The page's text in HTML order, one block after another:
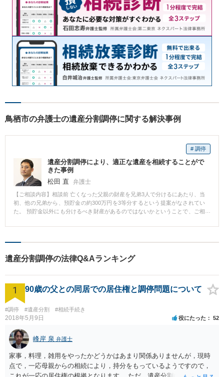
鳥栖市の弁護士の遺産分割調停に関する解決事例
# 調停
遺産分割調停により、適正な遺産を相続することがで
きた事例
松田 直
弁護士
【ご相談内容】相談前 亡くなった父親の財産を兄弟3人で分けるにあたり、当
初、他の兄弟から、預貯金の約300万円を3等分するという提案がなされてい
た。 預貯金以外にも分けるべき財産があるのではないかということで、ご相
産分割調停を行い、最終的に約2500万円相当の財産を引き継ぐことができ
コメント 遺産分割は、誰しも経験する可能性のあるものです。 穏便に解決で
きれば良いのですが、いったんこじれてしまうと、感情的な対立などから紛
スムーズな解決が実現できる場合も少なくありません。 ぜひ一度、ご相談く
ださい。
遺産分割調停の法律Q&Aランキング
1 90歳の父との同居での居住権と調停問題について
#調停 #遺産分割 #相続手続き
2018年5月9日 役にたった 52
峰岸 泉 弁護士
家事，料理，雑用をやったかどうかはあまり関係ありませんが，現時
点で，一応母親からの相続により，持分をもっているようですので，
これが一応の居住権の根拠となります。 ただ，遺産分割により，母の